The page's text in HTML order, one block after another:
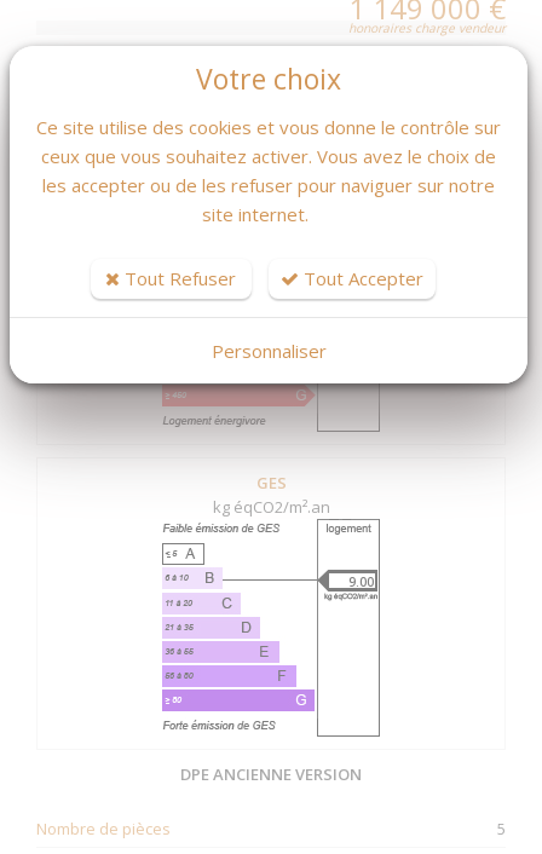
honoraires charge vendeur
DPE
kWhEP/m².an
GES
kg éqCO2/m².an
9.00
DPE ANCIENNE VERSION
Nombre de pièces
5
Votre choix
Ce site utilise des cookies et vous donne le contrôle sur
ceux que vous souhaitez activer. Vous avez le choix de
les accepter ou de les refuser pour naviguer sur notre
site internet.
Tout Refuser Tout Accepter
Personnaliser